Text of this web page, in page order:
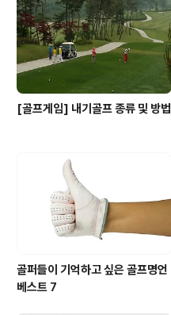
[골프게임] 내기골프 종류 및 방법
골퍼들이 기억하고 싶은 골프명언
베스트 7